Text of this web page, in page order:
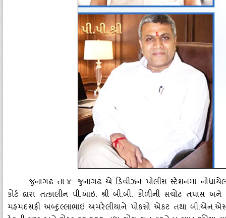
જુનાગઢ તા.૪: જુનાગઢ એ ડિવીઝન પોલીસ સ્‍ટેશનમાં
કોર્ટ દ્વારા તત્‍કાલીન પી.આઇ. શ્રી બી.બી. કોળીની સચોટ તપાસ
મહમદસફી અબ્‍દુલ્લાભાઇ અમરેલીયાને પોકસો એકટ તથા